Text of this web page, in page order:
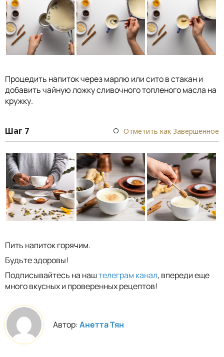
Процедить напиток через марлю или сито в стакан и
добавить чайную ложку сливочного топленого масла на
кружку.
Шаг 7 Отметить как Завершенное
Пить напиток горячим.
Будьте здоровы!
Подписывайтесь на наштелеграм канал, впереди еще
много вкусных и проверенных рецептов!
Автор:Анетта Тян